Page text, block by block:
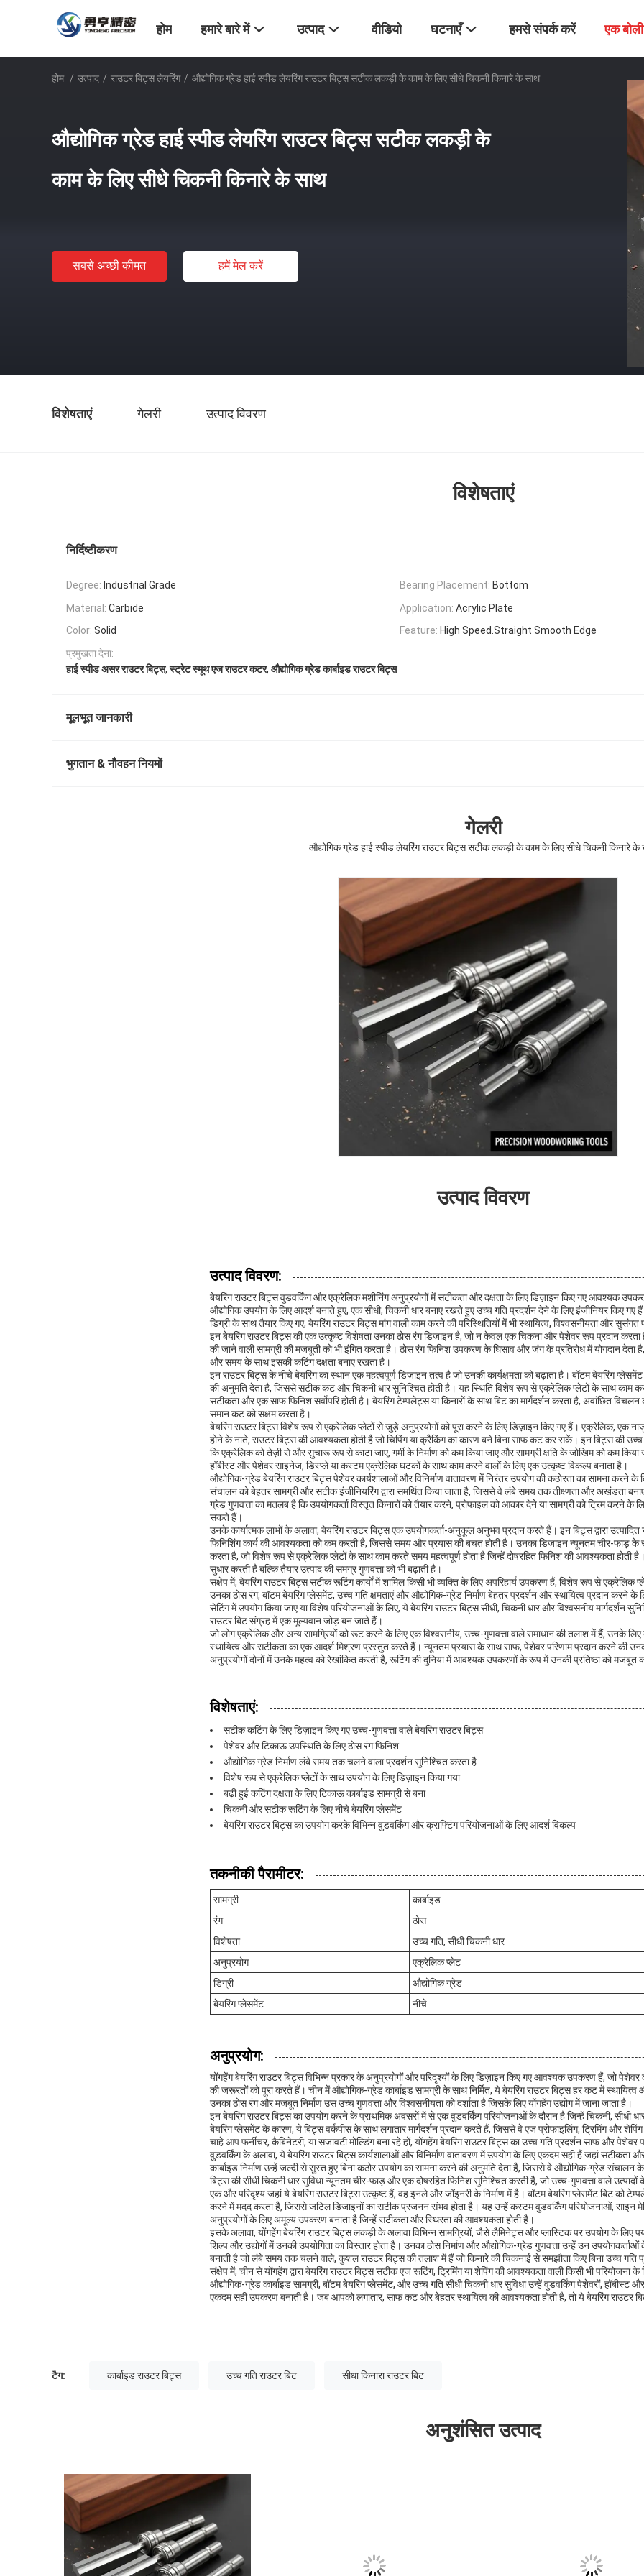
होम हमारे बारे में उत्पाद वीडियो घटनाएँ हमसे संपर्क करें एक
होम / उत्पाद / राउटर बिट्स लेयरिंग / औद्योगिक ग्रेड हाई स्पीड लेयरिंग राउटर बिट्स सटीक लकड़ी के काम के लिए सीधे चिकनी किनारे के साथ
औद्योगिक ग्रेड हाई स्पीड लेयरिंग राउटर बिट्स सटीक लकड़ी के
काम के लिए सीधे चिकनी किनारे के साथ
सबसे अच्छी कीमत हमें मेल करें
विशेषताएं गेलरी उत्पाद विवरण
विशेषताएं
निर्दिष्टीकरण
Degree: Industrial Grade Bearing Placement: Bottom
Material: Carbide Application: Acrylic Plate
Color: Solid Feature: High Speed.Straight Smooth Edge
प्रमुखता देना:
हाई स्पीड असर राउटर बिट्स,स्ट्रेट स्मूथ एज राउटर कटर, औद्योगिक ग्रेड कार्बाइड राउटर बिट्स
मूलभूत जानकारी
भुगतान & नौवहन नियमों
गेलरी
औद्योगिक ग्रेड हाई स्पीड लेयरिंग राउटर बिट्स सटीक लकड़ी के काम के लिए सीधे चिकनी किनारे के
उत्पाद विवरण
उत्पाद विवरण:
बेयरिंग राउटर बिट्स वुडवर्किंग और एक्रेलिक मशीनिंग अनुप्रयोगों में सटीकता और दक्षता के लिए डिज़ाइन किए गए आवश्यक
औद्योगिक उपयोग के लिए आदर्श बनाते हुए, एक सीधी, चिकनी धार बनाए रखते हुए उच्च गति प्रदर्शन देने के लिए इंजीनियर किए गए
डिग्री के साथ तैयार किए गए, बेयरिंग राउटर बिट्स मांग वाली काम करने की परिस्थितियों में भी स्थायित्व, विश्वसनीयता और
इन बेयरिंग राउटर बिट्स की एक उत्कृष्ट विशेषता उनका ठोस रंग डिज़ाइन है, जो न केवल एक चिकना और पेशेवर रूप प्रदान करता
की जाने वाली सामग्री की मजबूती को भी इंगित करता है। ठोस रंग फिनिश उपकरण के घिसाव और जंग के प्रतिरोध में योगदान देता
और समय के साथ इसकी कटिंग दक्षता बनाए रखता है।
इन राउटर बिट्स के नीचे बेयरिंग का स्थान एक महत्वपूर्ण डिज़ाइन तत्व है जो उनकी कार्यक्षमता को बढ़ाता है। बॉटम बेयरिंग
की अनुमति देता है, जिससे सटीक कट और चिकनी धार सुनिश्चित होती है। यह स्थिति विशेष रूप से एक्रेलिक प्लेटों के साथ काम
सटीकता और एक साफ फिनिश सर्वोपरि होती है। बेयरिंग टेम्पलेट्स या किनारों के साथ बिट का मार्गदर्शन करता है, अवांछित विचलन
समान कट को सक्षम करता है।
बेयरिंग राउटर बिट्स विशेष रूप से एक्रेलिक प्लेटों से जुड़े अनुप्रयोगों को पूरा करने के लिए डिज़ाइन किए गए हैं। एक्रेलिक, एक
होने के नाते, राउटर बिट्स की आवश्यकता होती है जो चिपिंग या क्रैकिंग का कारण बने बिना साफ कट कर सकें। इन बिट्स की उच्च
कि एक्रेलिक को तेज़ी से और सुचारू रूप से काटा जाए, गर्मी के निर्माण को कम किया जाए और सामग्री क्षति के जोखिम को कम
हॉबीस्ट और पेशेवर साइनेज, डिस्प्ले या कस्टम एक्रेलिक घटकों के साथ काम करने वालों के लिए एक उत्कृष्ट विकल्प बनाता है।
औद्योगिक-ग्रेड बेयरिंग राउटर बिट्स पेशेवर कार्यशालाओं और विनिर्माण वातावरण में निरंतर उपयोग की कठोरता का सामना करने
संचालन को बेहतर सामग्री और सटीक इंजीनियरिंग द्वारा समर्थित किया जाता है, जिससे वे लंबे समय तक तीक्ष्णता और अखंडता
ग्रेड गुणवत्ता का मतलब है कि उपयोगकर्ता विस्तृत किनारों को तैयार करने, प्रोफाइल को आकार देने या सामग्री को ट्रिम करने के
सकते हैं।
उनके कार्यात्मक लाभों के अलावा, बेयरिंग राउटर बिट्स एक उपयोगकर्ता-अनुकूल अनुभव प्रदान करते हैं। इन बिट्स द्वारा उत्पादित
फिनिशिंग कार्य की आवश्यकता को कम करती है, जिससे समय और प्रयास की बचत होती है। उनका डिज़ाइन न्यूनतम चीर-फाड़ के
करता है, जो विशेष रूप से एक्रेलिक प्लेटों के साथ काम करते समय महत्वपूर्ण होता है जिन्हें दोषरहित फिनिश की आवश्यकता होती
सुधार करती है बल्कि तैयार उत्पाद की समग्र गुणवत्ता को भी बढ़ाती है।
संक्षेप में, बेयरिंग राउटर बिट्स सटीक रूटिंग कार्यों में शामिल किसी भी व्यक्ति के लिए अपरिहार्य उपकरण हैं, विशेष रूप से एक्रेलिक
उनका ठोस रंग, बॉटम बेयरिंग प्लेसमेंट, उच्च गति क्षमताएं और औद्योगिक-ग्रेड निर्माण बेहतर प्रदर्शन और स्थायित्व प्रदान करने
सेटिंग में उपयोग किया जाए या विशेष परियोजनाओं के लिए, ये बेयरिंग राउटर बिट्स सीधी, चिकनी धार और विश्वसनीय मार्गदर्शन
राउटर बिट संग्रह में एक मूल्यवान जोड़ बन जाते हैं।
जो लोग एक्रेलिक और अन्य सामग्रियों को रूट करने के लिए एक विश्वसनीय, उच्च-गुणवत्ता वाले समाधान की तलाश में हैं, उनके लिए
स्थायित्व और सटीकता का एक आदर्श मिश्रण प्रस्तुत करते हैं। न्यूनतम प्रयास के साथ साफ, पेशेवर परिणाम प्रदान करने की
अनुप्रयोगों दोनों में उनके महत्व को रेखांकित करती है, रूटिंग की दुनिया में आवश्यक उपकरणों के रूप में उनकी प्रतिष्ठा को मजबूत
विशेषताएं:
सटीक कटिंग के लिए डिज़ाइन किए गए उच्च-गुणवत्ता वाले बेयरिंग राउटर बिट्स
पेशेवर और टिकाऊ उपस्थिति के लिए ठोस रंग फिनिश
औद्योगिक ग्रेड निर्माण लंबे समय तक चलने वाला प्रदर्शन सुनिश्चित करता है
विशेष रूप से एक्रेलिक प्लेटों के साथ उपयोग के लिए डिज़ाइन किया गया
बढ़ी हुई कटिंग दक्षता के लिए टिकाऊ कार्बाइड सामग्री से बना
चिकनी और सटीक रूटिंग के लिए नीचे बेयरिंग प्लेसमेंट
बेयरिंग राउटर बिट्स का उपयोग करके विभिन्न वुडवर्किंग और क्राफ्टिंग परियोजनाओं के लिए आदर्श विकल्प
तकनीकी पैरामीटर:
सामग्री
कार्बाइड
रंग
ठोस
विशेषता
उच्च गति, सीधी चिकनी धार
अनुप्रयोग
एक्रेलिक प्लेट
डिग्री
औद्योगिक ग्रेड
बेयरिंग प्लेसमेंट
नीचे
अनुप्रयोग:
योंगहेंग बेयरिंग राउटर बिट्स विभिन्न प्रकार के अनुप्रयोगों और परिदृश्यों के लिए डिज़ाइन किए गए आवश्यक उपकरण हैं, जो पेशेवर
की जरूरतों को पूरा करते हैं। चीन में औद्योगिक-ग्रेड कार्बाइड सामग्री के साथ निर्मित, ये बेयरिंग राउटर बिट्स हर कट में
उनका ठोस रंग और मजबूत निर्माण उस उच्च गुणवत्ता और विश्वसनीयता को दर्शाता है जिसके लिए योंगहेंग उद्योग में जाना जाता है।
इन बेयरिंग राउटर बिट्स का उपयोग करने के प्राथमिक अवसरों में से एक वुडवर्किंग परियोजनाओं के दौरान है जिन्हें चिकनी, सीधी
बेयरिंग प्लेसमेंट के कारण, ये बिट्स वर्कपीस के साथ लगातार मार्गदर्शन प्रदान करते हैं, जिससे वे एज प्रोफाइलिंग, ट्रिमिंग और
चाहे आप फर्नीचर, कैबिनेटरी, या सजावटी मोल्डिंग बना रहे हों, योंगहेंग बेयरिंग राउटर बिट्स का उच्च गति प्रदर्शन साफ और पेशेवर
वुडवर्किंग के अलावा, ये बेयरिंग राउटर बिट्स कार्यशालाओं और विनिर्माण वातावरण में उपयोग के लिए एकदम सही हैं जहां सटीकता और
कार्बाइड निर्माण उन्हें जल्दी से सुस्त हुए बिना कठोर उपयोग का सामना करने की अनुमति देता है, जिससे वे औद्योगिक-ग्रेड
बिट्स की सीधी चिकनी धार सुविधा न्यूनतम चीर-फाड़ और एक दोषरहित फिनिश सुनिश्चित करती है, जो उच्च-गुणवत्ता वाले
एक और परिदृश्य जहां ये बेयरिंग राउटर बिट्स उत्कृष्ट हैं, वह इनले और जॉइनरी के निर्माण में है। बॉटम बेयरिंग प्लेसमेंट बिट को
करने में मदद करता है, जिससे जटिल डिजाइनों का सटीक प्रजनन संभव होता है। यह उन्हें कस्टम वुडवर्किंग परियोजनाओं, साइन
अनुप्रयोगों के लिए अमूल्य उपकरण बनाता है जिन्हें सटीकता और स्थिरता की आवश्यकता होती है।
इसके अलावा, योंगहेंग बेयरिंग राउटर बिट्स लकड़ी के अलावा विभिन्न सामग्रियों, जैसे लैमिनेट्स और प्लास्टिक पर उपयोग के लिए
शिल्प और उद्योगों में उनकी उपयोगिता का विस्तार होता है। उनका ठोस निर्माण और औद्योगिक-ग्रेड गुणवत्ता उन्हें उन
बनाती है जो लंबे समय तक चलने वाले, कुशल राउटर बिट्स की तलाश में हैं जो किनारे की चिकनाई से समझौता किए बिना उच्च गति
संक्षेप में, चीन से योंगहेंग द्वारा बेयरिंग राउटर बिट्स सटीक एज रूटिंग, ट्रिमिंग या शेपिंग की आवश्यकता वाली किसी भी परियोजना के
औद्योगिक-ग्रेड कार्बाइड सामग्री, बॉटम बेयरिंग प्लेसमेंट, और उच्च गति सीधी चिकनी धार सुविधा उन्हें वुडवर्किंग पेशेवरों, हॉबीस्ट
एकदम सही उपकरण बनाती है। जब आपको लगातार, साफ कट और बेहतर स्थायित्व की आवश्यकता होती है, तो ये बेयरिंग राउटर
टैग: कार्बाइड राउटर बिट्स उच्च गति राउटर बिट सीधा किनारा राउटर बिट
अनुशंसित उत्पाद